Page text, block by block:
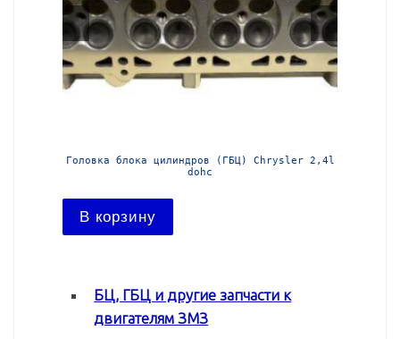
Головка блока цилиндров (ГБЦ) Chrysler 2,4l
dohc
В корзину
БЦ, ГБЦ и другие запчасти к
двигателям ЗМЗ